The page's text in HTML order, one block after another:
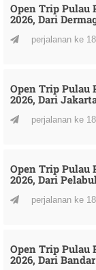
Open Trip Pulau
2026, Dari
perjalanan ke
Open Trip Pulau
2026, Dari
perjalanan ke
Open Trip Pulau
2026, Dari
perjalanan ke
Open Trip Pulau
2026, Dari